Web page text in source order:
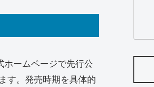
ームページで先行公
す。発売時期を具体的